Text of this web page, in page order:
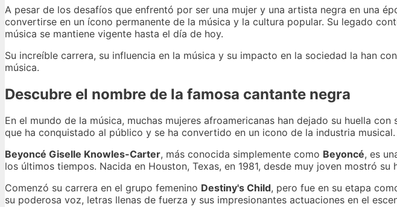
A pesar de los desafíos que enfrentó por ser una mujer y una artista negra en una
convertirse en un ícono permanente de la música y la cultura popular. Su legado
música se mantiene vigente hasta el día de hoy.
Su increíble carrera, su influencia en la música y su impacto en la sociedad la han
música.
Descubre el nombre de la famosa cantante negra
En el mundo de la música, muchas mujeres afroamericanas han dejado su huella
que ha conquistado al público y se ha convertido en un icono de la industria
Beyoncé Giselle Knowles-Carter, más conocida simplemente como Beyoncé, es
los últimos tiempos. Nacida en Houston, Texas, en 1981, desde muy joven mostró
Comenzó su carrera en el grupo femenino Destiny's Child, pero fue en su etapa
su poderosa voz, letras llenas de fuerza y sus impresionantes actuaciones en el